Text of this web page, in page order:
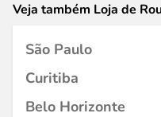
Veja também Loja de
São Paulo
Curitiba
Belo Horizonte